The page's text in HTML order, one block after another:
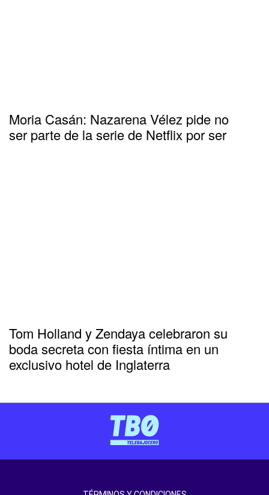
Moria Casán: Nazarena Vélez pide no
ser parte de la serie de Netflix por ser
Tom Holland y Zendaya celebraron su
boda secreta con fiesta íntima en un
exclusivo hotel de Inglaterra